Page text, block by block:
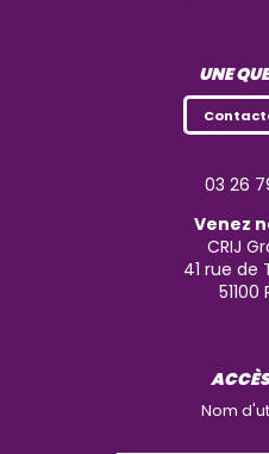
UNE
03 26
Venez
CRIJ
41 rue de
51100
Nom